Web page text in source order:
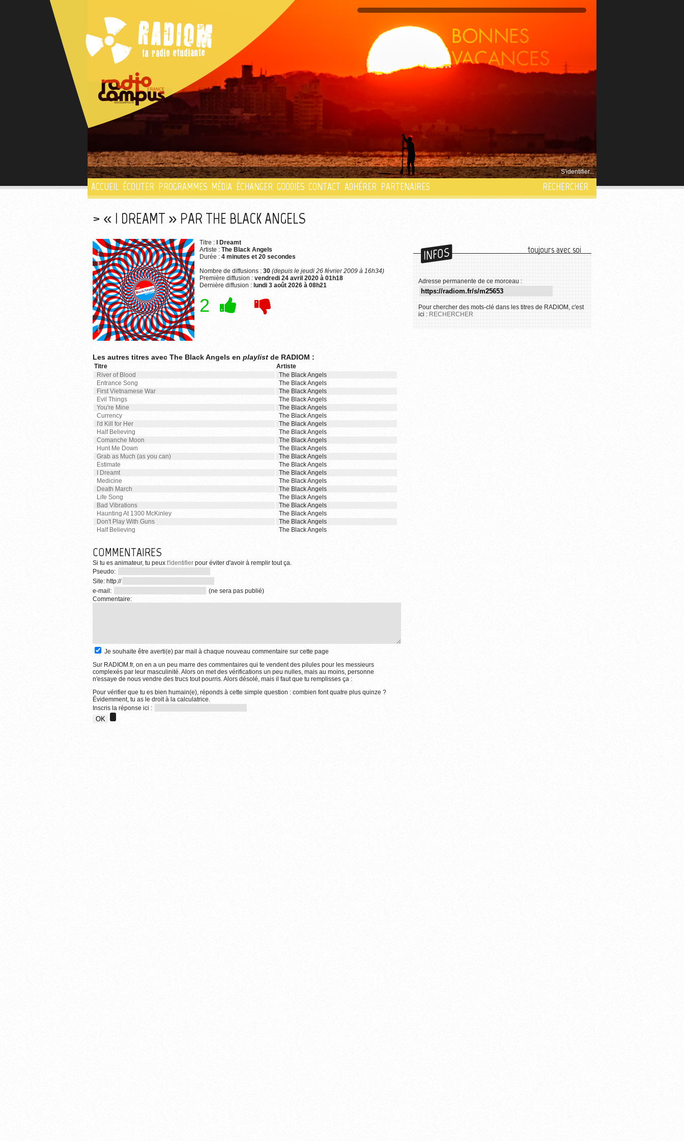
S'identifier...
ACCUEIL ÉCOUTER PROGRAMMES MÉDIA ÉCHANGER GOODIES CONTACT ADHÉRER PARTENAIRES RECHERCHER
« I DREAMT » PAR THE BLACK ANGELS
Titre :
I Dreamt
Artiste : The Black Angels
Durée : 4 minutes et 20 secondes
Nombre de diffusions : 30 (depuis le jeudi 26 février 2009 à 16h34)
Première diffusion : vendredi 24 avril 2020 à 01h18
Dernière diffusion : lundi 3 août 2026 à 08h21
2
Les autres titres avec The Black Angels en playlist de RADIOM :
Titre
Artiste
River of Blood
The Black Angels
Entrance Song
The Black Angels
First Vietnamese War
The Black Angels
Evil Things
The Black Angels
You're Mine
The Black Angels
Currency
The Black Angels
I'd Kill for Her
The Black Angels
Half Believing
The Black Angels
Comanche Moon
The Black Angels
Hunt Me Down
The Black Angels
Grab as Much (as you can)
The Black Angels
Estimate
The Black Angels
I Dreamt
The Black Angels
Medicine
The Black Angels
Death March
The Black Angels
Life Song
The Black Angels
Bad Vibrations
The Black Angels
Haunting At 1300 McKinley
The Black Angels
Don't Play With Guns
The Black Angels
Half Believing
The Black Angels
COMMENTAIRES
Si tu es animateur, tu peux t'identifier pour éviter d'avoir à remplir tout ça.
Pseudo:
Site: http://
e-mail:
(ne sera pas publié)
Commentaire:
Je souhaite être averti(e) par mail à chaque nouveau commentaire sur cette page
Sur RADIOM.fr, on en a un peu marre des commentaires qui te vendent des pilules pour les messieurs
complexés par leur masculinité. Alors on met des vérifications un peu nulles, mais au moins, personne
n'essaye de nous vendre des trucs tout pourris. Alors désolé, mais il faut que tu remplisses ça :
Pour vérifier que tu es bien humain(e), réponds à cette simple question : combien font quatre plus quinze ?
Évidemment, tu as le droit à la calculatrice.
Inscris la réponse ici :
INFOS toujours avec soi
Adresse permanente de ce morceau :
Pour chercher des mots-clé dans les titres de RADIOM, c'est
ici : RECHERCHER